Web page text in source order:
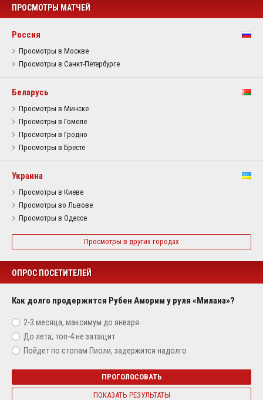
ПРОСМОТРЫ МАТЧЕЙ
Россия
Просмотры в Москве
Просмотры в Санкт-Петербурге
Беларусь
Просмотры в Минске
Просмотры в Гомеле
Просмотры в Гродно
Просмотры в Бресте
Украина
Просмотры в Киеве
Просмотры во Львове
Просмотры в Одессе
Просмотры в других городах
ОПРОС ПОСЕТИТЕЛЕЙ
Как долго продержится Рубен Аморим у руля «Милана»?
2-3 месяца, максимум до января
До лета, топ-4 не затащит
Пойдет по стопам Пиоли, задержится надолго
ПРОГОЛОСОВАТЬ
ПОКАЗАТЬ РЕЗУЛЬТАТЫ